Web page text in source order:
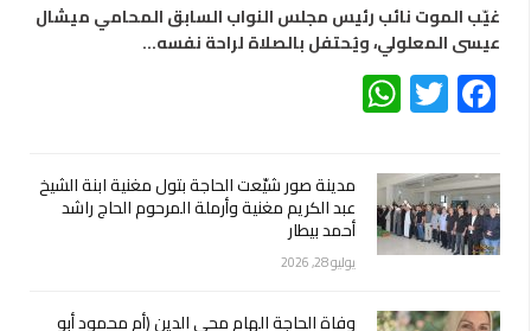
غيّب الموت نائب رئيس مجلس النواب السابق المحامي ميشال
عيسى المعلولي، ويُحتفل بالصلاة لراحة نفسه…
Facebook
Twitter
مدينة صور شيّعت الحاجة بتول مغنية ابنة الشيخ
عبد الكريم مغنية وأرملة المرحوم الحاج راشد
أحمد بيطار
يوليو 28, 2026
وفاة الحاجة الهام محي الدين (أم محمود أبو